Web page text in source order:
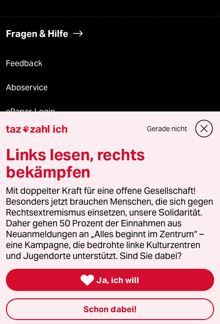
Fragen & Hilfe
Feedback
Aboservice
ePaper Login
Downloads für Abonnierende
© 2026 taz Verlags und Vertriebs GmbH
Alle Rechte vorbehalten. Bei rechtlichen Fragen oder für Genehmigungen
wenden Sie sich bitte an
lizenzen@taz.de
Feedback Redaktionsstatut Kommune-Richtlinien
Leitlinie Informant Datenschutz Impressum AGB
Seitenwende Einwilligungen widerrufen (Ads)
taz zahl ich Gerade nicht
Links lesen, rechts
bekämpfen
Mit doppelter Kraft für eine offene Gesellschaft!
Besonders jetzt brauchen Menschen, die sich gegen
Rechtsextremismus einsetzen, unsere Solidarität.
Daher gehen 50 Prozent der Einnahmen aus
Neuanmeldungen an „Alles beginnt im Zentrum“ –
eine Kampagne, die bedrohte linke Kulturzentren
und Jugendorte unterstützt. Sind Sie dabei?
 Ja, ich will
Schon dabei!